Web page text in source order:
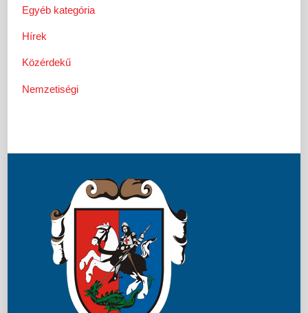
Egyéb kategória
Hírek
Közérdekű
Nemzetiségi